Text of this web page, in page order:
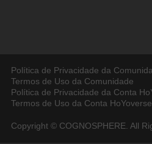
Política de Privacidade da
Termos de Uso da Comunidade
Política de Privacidade da Conta
Termos de Uso da Conta HoYoverse
Copyright © COGNOSPHERE. All